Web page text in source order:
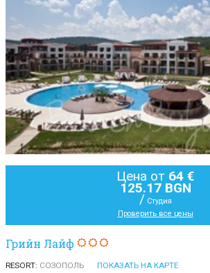
Цена от 64 €
125.17 BGN
/ Студия
Проверить все цены
Грийн Лайф
RESORT: СОЗОПОЛЬ ПОКАЗАТЬ НА КАРТЕ